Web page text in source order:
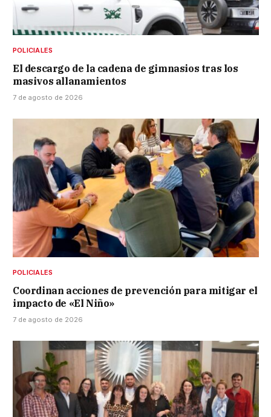
POLICIALES
El descargo de la cadena de gimnasios tras los
masivos allanamientos
7 de agosto de 2026
POLICIALES
Coordinan acciones de prevención para mitigar el
impacto de «El Niño»
7 de agosto de 2026